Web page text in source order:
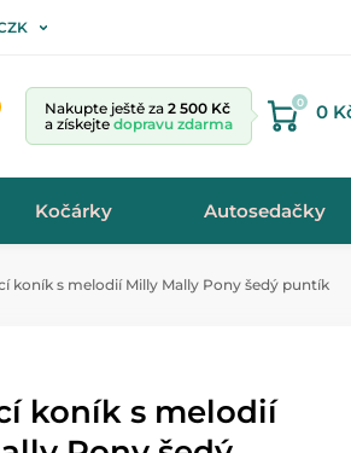
Nakupte ještě za 2 500 Kč
a získejte dopravu zdarma
0 0
Kočárky Autosedačky
koník s melodií Milly Mally Pony šedý puntík
koník s melodií